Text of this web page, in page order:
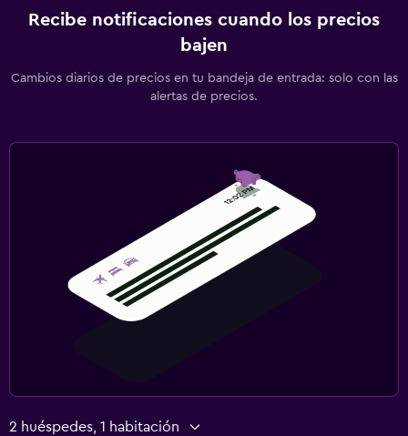
Recibe notificaciones cuando los precios
bajen
Cambios diarios de precios en tu bandeja de entrada: solo con las
alertas de precios.
2 huéspedes, 1 habitación